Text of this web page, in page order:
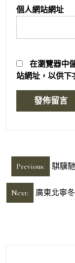
個人網站網址
在瀏覽器中
站網址，以供下
文
章
導
Previous:
騏驥
Next:
廣東北寧